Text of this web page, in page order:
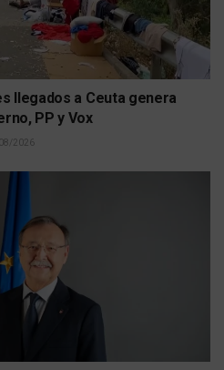
llegados a Ceuta genera
PP y Vox
2026